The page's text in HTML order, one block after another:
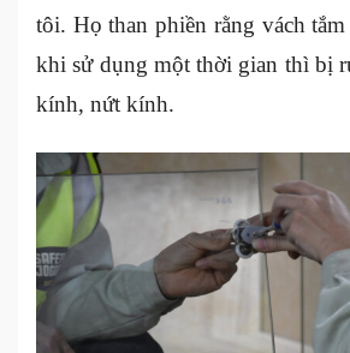
tôi. Họ than phiền rằng vách
khi sử dụng một thời gian thì bị
kính, nứt kính.